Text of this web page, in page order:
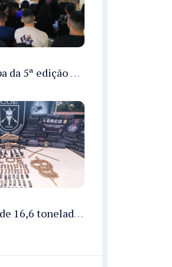
Sejusc participa da 5ª edição do Caminhos Literários com foco na cultura hip-hop nas unidades socioeducativas
PMAM apreende 16,6 toneladas de entorpecentes e registra aumento nas prisões em flagrante e nas capturas de foragidos no primeiro semestre de 2026